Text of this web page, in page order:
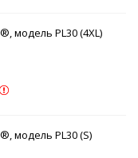
модель PL30 (4XL)
модель PL30 (S)